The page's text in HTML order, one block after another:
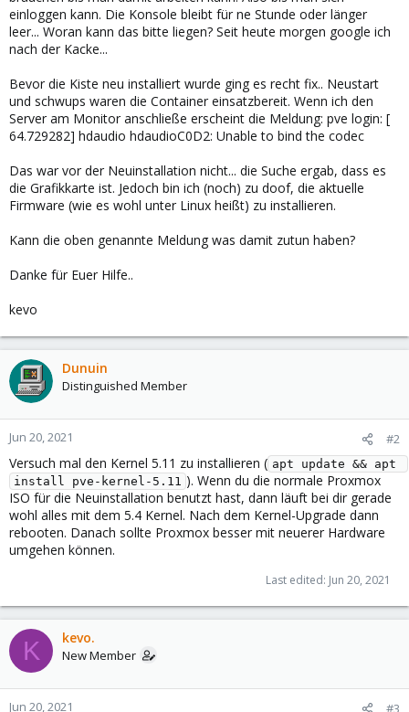
einloggen kann. Die Konsole bleibt für ne Stunde oder länger
leer... Woran kann das bitte liegen? Seit heute morgen google ich
nach der Kacke...
Bevor die Kiste neu installiert wurde ging es recht fix.. Neustart
und schwups waren die Container einsatzbereit. Wenn ich den
Server am Monitor anschließe erscheint die Meldung: pve login: [
64.729282] hdaudio hdaudioC0D2: Unable to bind the codec
Das war vor der Neuinstallation nicht... die Suche ergab, dass es
die Grafikkarte ist. Jedoch bin ich (noch) zu doof, die aktuelle
Firmware (wie es wohl unter Linux heißt) zu installieren.
Kann die oben genannte Meldung was damit zutun haben?
Danke für Euer Hilfe..
kevo
Dunuin
Distinguished Member
Jun 20, 2021 #2
Versuch mal den Kernel 5.11 zu installieren ( apt update && apt
install pve-kernel-5.11 ). Wenn du die normale Proxmox
ISO für die Neuinstallation benutzt hast, dann läuft bei dir gerade
wohl alles mit dem 5.4 Kernel. Nach dem Kernel-Upgrade dann
rebooten. Danach sollte Proxmox besser mit neuerer Hardware
umgehen können.
Last edited: Jun 20, 2021
K kevo.
New Member
Jun 20, 2021 #3